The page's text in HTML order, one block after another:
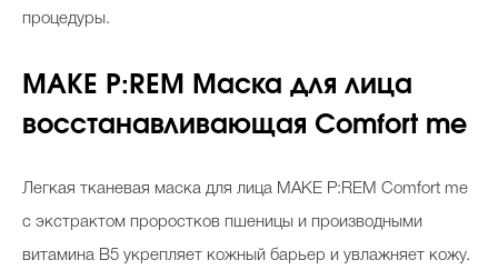
процедуры.
MAKE P:REM Маска для лица
восстанавливающая Comfort me
Легкая тканевая маска для лица MAKE P:REM Comfort me
с экстрактом проростков пшеницы и производными
витамина B5 укрепляет кожный барьер и увлажняет кожу.